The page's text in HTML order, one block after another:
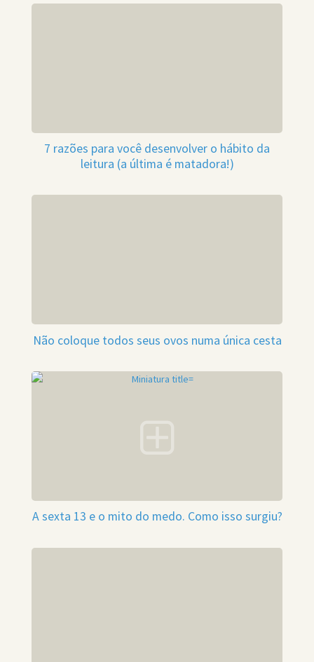
7 razões para você desenvolver o hábito da
leitura (a última é matadora!)
Não coloque todos seus ovos numa única cesta
A sexta 13 e o mito do medo. Como isso surgiu?